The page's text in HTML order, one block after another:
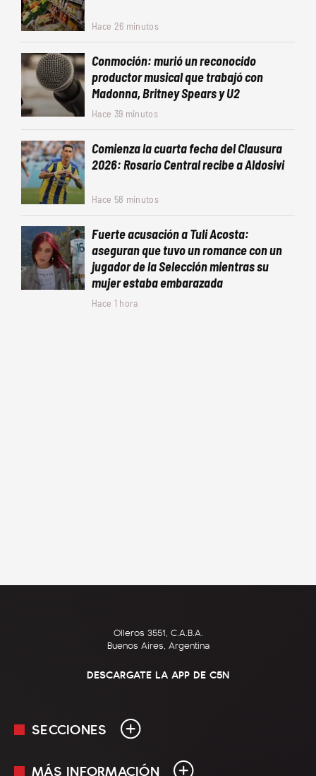
Hace 26 minutos
Conmoción: murió un reconocido
productor musical que trabajó con
Madonna, Britney Spears y U2
Hace 39 minutos
Comienza la cuarta fecha del Clausura
2026: Rosario Central recibe a Aldosivi
Hace 58 minutos
Fuerte acusación a Tuli Acosta:
aseguran que tuvo un romance con un
jugador de la Selección mientras su
mujer estaba embarazada
Hace 1 hora
Olleros 3551, C.A.B.A.
Buenos Aires, Argentina
DESCARGATE LA APP DE C5N
SECCIONES
MÁS INFORMACIÓN